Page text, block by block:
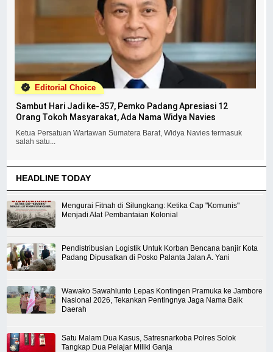
Editorial Choice
Sambut Hari Jadi ke-357, Pemko Padang Apresiasi 12
Orang Tokoh Masyarakat, Ada Nama Widya Navies
Ketua Persatuan Wartawan Sumatera Barat, Widya Navies termasuk
salah satu...
HEADLINE TODAY
Mengurai Fitnah di Silungkang: Ketika Cap "Komunis"
Menjadi Alat Pembantaian Kolonial
Pendistribusian Logistik Untuk Korban Bencana banjir Kota
Padang Dipusatkan di Posko Palanta Jalan A. Yani
Wawako Sawahlunto Lepas Kontingen Pramuka ke Jambore
Nasional 2026, Tekankan Pentingnya Jaga Nama Baik
Daerah
Satu Malam Dua Kasus, Satresnarkoba Polres Solok
Tangkap Dua Pelajar Miliki Ganja